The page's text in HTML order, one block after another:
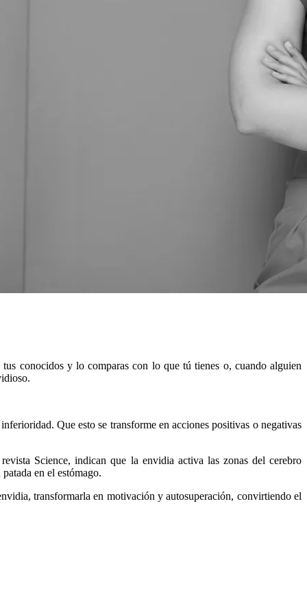
conocidos y lo comparas con lo que tú tienes o, cuando alguien
Que esto se transforme en acciones positivas o negativas
Science, indican que la envidia activa las zonas del cerebro
en el estómago.
transformarla en motivación y autosuperación, convirtiendo el